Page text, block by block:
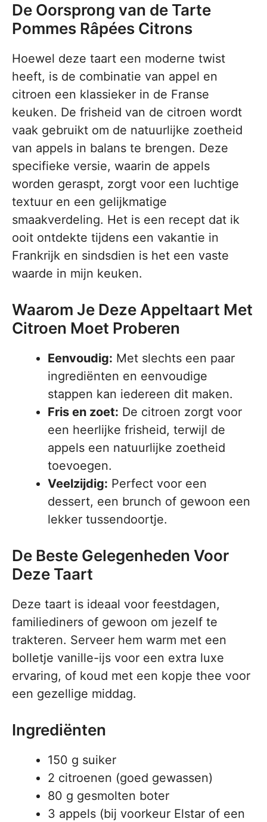
De Oorsprong van de Tarte
Pommes Râpées Citrons
Hoewel deze taart een moderne twist
heeft, is de combinatie van appel en
citroen een klassieker in de Franse
keuken. De frisheid van de citroen wordt
vaak gebruikt om de natuurlijke zoetheid
van appels in balans te brengen. Deze
specifieke versie, waarin de appels
worden geraspt, zorgt voor een luchtige
textuur en een gelijkmatige
smaakverdeling. Het is een recept dat ik
ooit ontdekte tijdens een vakantie in
Frankrijk en sindsdien is het een vaste
waarde in mijn keuken.
Waarom Je Deze Appeltaart Met
Citroen Moet Proberen
Eenvoudig: Met slechts een paar
ingrediënten en eenvoudige
stappen kan iedereen dit maken.
Fris en zoet: De citroen zorgt voor
een heerlijke frisheid, terwijl de
appels een natuurlijke zoetheid
toevoegen.
Veelzijdig: Perfect voor een
dessert, een brunch of gewoon een
lekker tussendoortje.
De Beste Gelegenheden Voor
Deze Taart
Deze taart is ideaal voor feestdagen,
familiediners of gewoon om jezelf te
trakteren. Serveer hem warm met een
bolletje vanille-ijs voor een extra luxe
ervaring, of koud met een kopje thee voor
een gezellige middag.
Ingrediënten
150 g suiker
2 citroenen (goed gewassen)
80 g gesmolten boter
3 appels (bij voorkeur Elstar of een